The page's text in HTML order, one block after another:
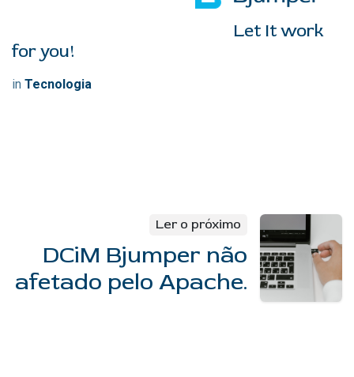
Let It work
for you!
in Tecnologia
Ler o próximo
DCiM Bjumper não
afetado pelo Apache.